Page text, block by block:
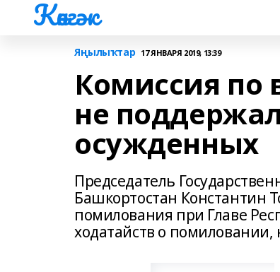
Көнгәк
Яңылыҡтар 17 ЯНВАРЯ 2019, 13:39
Комиссия по
не
осужденных
Председатель
Башкортостан Константин
помилования при Главе
ходатайств о